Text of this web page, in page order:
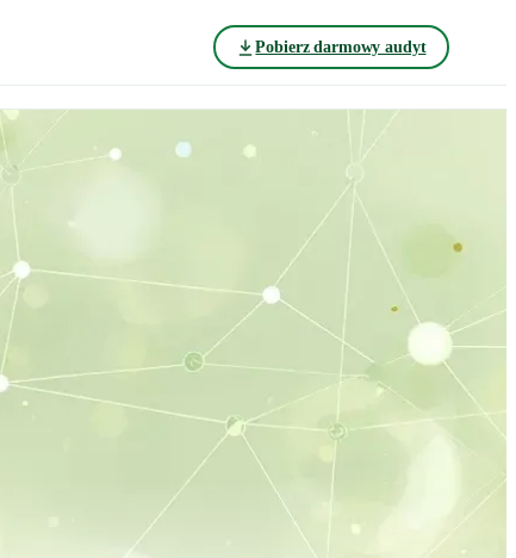
Pobierz darmowy audyt